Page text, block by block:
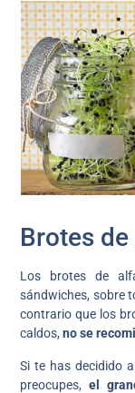
Brotes
Los brotes de
sándwiches, sobre
contrario que los
caldos,no se
Si te has decidido
preocupes,el